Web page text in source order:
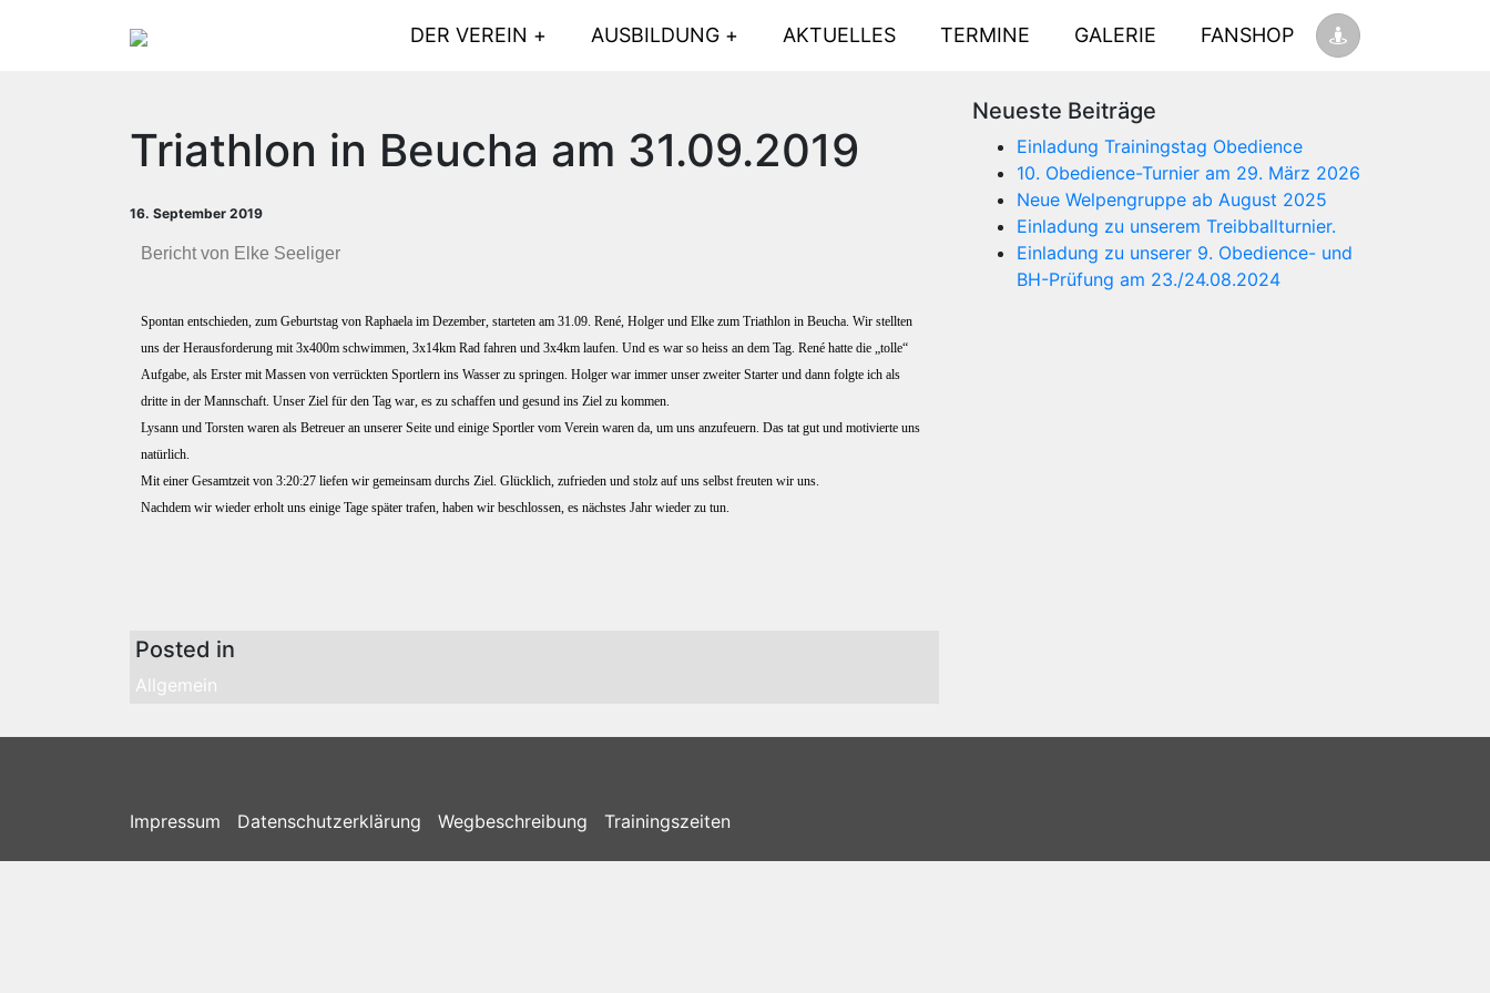
DER VEREIN AUSBILDUNG AKTUELLES TERMINE GALERIE FANSHOP
Triathlon in Beucha am 31.09.2019
16. September 2019
Bericht von Elke Seeliger
Spontan entschieden, zum Geburtstag von Raphaela im Dezember, starteten am 31.09. René, Holger und Elke zum Triathlon in Beucha. Wir stellten
uns der Herausforderung mit 3x400m schwimmen, 3x14km Rad fahren und 3x4km laufen. Und es war so heiss an dem Tag. René hatte die „tolle“
Aufgabe, als Erster mit Massen von verrückten Sportlern ins Wasser zu springen. Holger war immer unser zweiter Starter und dann folgte ich als
dritte in der Mannschaft. Unser Ziel für den Tag war, es zu schaffen und gesund ins Ziel zu kommen.
Lysann und Torsten waren als Betreuer an unserer Seite und einige Sportler vom Verein waren da, um uns anzufeuern. Das tat gut und motivierte uns
natürlich.
Mit einer Gesamtzeit von 3:20:27 liefen wir gemeinsam durchs Ziel. Glücklich, zufrieden und stolz auf uns selbst freuten wir uns.
Nachdem wir wieder erholt uns einige Tage später trafen, haben wir beschlossen, es nächstes Jahr wieder zu tun.
Posted in
Allgemein
Neueste Beiträge
Einladung Trainingstag Obedience
10. Obedience-Turnier am 29. März 2026
Neue Welpengruppe ab August 2025
Einladung zu unserem Treibballturnier.
Einladung zu unserer 9. Obedience- und
BH-Prüfung am 23./24.08.2024
Impressum Datenschutzerklärung Wegbeschreibung Trainingszeiten